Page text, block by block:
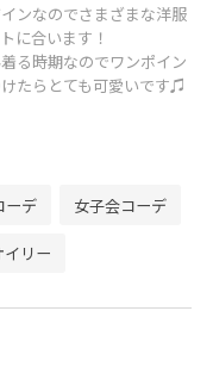
ンなのでさまざまな洋服
に合います！
る時期なのでワンポイン
たらとても可愛いです♫
ーデ 女子会コーデ
イリー